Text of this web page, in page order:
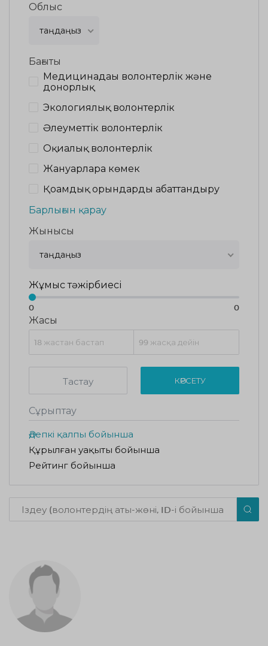
Облыс
таңдаңыз
Бағыты
Медицинадағы волонтерлік және
донорлық
Экологиялық волонтерлік
Әлеуметтік волонтерлік
Оқиғалық волонтерлік
Жануарларға көмек
Қоғамдық орындарды абаттандыру
Барлығын қарау
Жынысы
таңдаңыз
Жұмыс тәжірбиесі
0 0
Жасы
Тастау КӨРСЕТУ
Сұрыптау
Әдепкі қалпы бойынша
Құрылған уақыты бойынша
Рейтинг бойынша